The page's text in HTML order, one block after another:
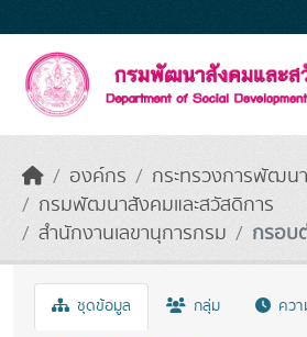
องค์กร
กระทรวงการพัฒน
กรมพัฒนาสังคมและสวัสดิการ
สำนักงานเลขานุการกรม
กรอบ
ชุดข้อมูล กลุ่ม ควา